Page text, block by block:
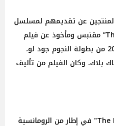
عن تقديمهم لمسلسل
قصير جديد بعنوان “The Holiday” مقتبس ومأخوذ عن فيلم
بنفس الاسم عُرض في عام 2006 من بطولة النجوم جود لو،
بلاك، وكان الفيلم من تأليف
كانت تدور قصة فيلم "The Holiday" في إطار من الرومانسية